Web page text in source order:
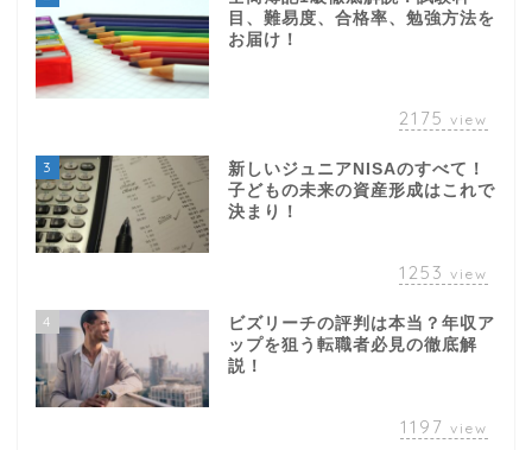
目、難易度、合格率、勉強方法を
お届け！
2175 view
3
新しいジュニアNISAのすべて！
子どもの未来の資産形成はこれで
決まり！
1253 view
4
ビズリーチの評判は本当？年収ア
ップを狙う転職者必見の徹底解
説！
1197 view